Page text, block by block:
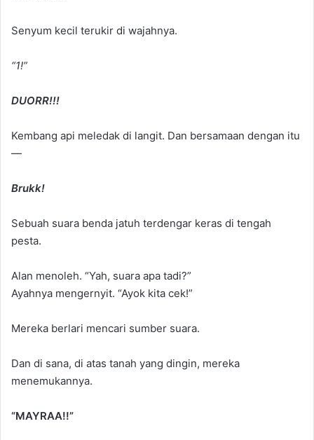
Senyum kecil terukir di wajahnya.
“1!”
DUORR!!!
Kembang api meledak di langit. Dan bersamaan dengan itu
—
Brukk!
Sebuah suara benda jatuh terdengar keras di tengah
pesta.
Alan menoleh. “Yah, suara apa tadi?”
Ayahnya mengernyit. “Ayok kita cek!”
Mereka berlari mencari sumber suara.
Dan di sana, di atas tanah yang dingin, mereka
menemukannya.
“MAYRAA!!”